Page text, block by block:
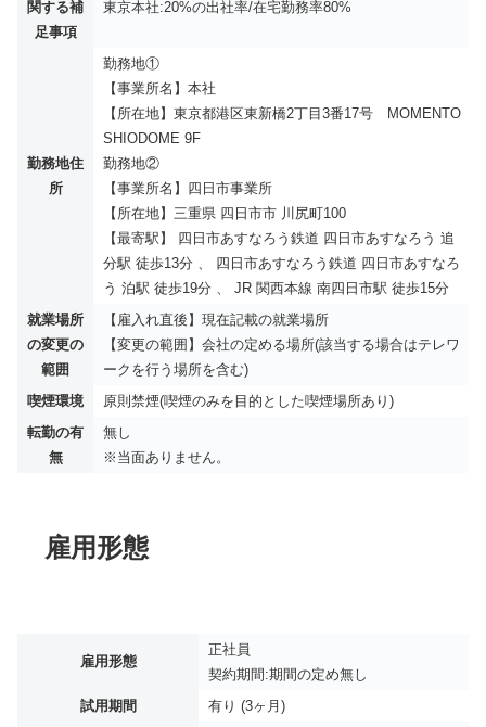
関する補
足事項
東京本社:20%の出社率/在宅勤務率80%
勤務地住
所
勤務地①
【事業所名】本社
【所在地】東京都港区東新橋2丁目3番17号 MOMENTO
SHIODOME 9F
勤務地②
【事業所名】四日市事業所
【所在地】三重県 四日市市 川尻町100
【最寄駅】 四日市あすなろう鉄道 四日市あすなろう 追
分駅 徒歩13分 、 四日市あすなろう鉄道 四日市あすなろ
う 泊駅 徒歩19分 、 JR 関西本線 南四日市駅 徒歩15分
就業場所
の変更の
範囲
【雇入れ直後】現在記載の就業場所
【変更の範囲】会社の定める場所(該当する場合はテレワ
ークを行う場所を含む)
喫煙環境
原則禁煙(喫煙のみを目的とした喫煙場所あり)
転勤の有
無
無し
※当面ありません。
雇用形態
雇用形態
正社員
契約期間:期間の定め無し
試用期間
有り (3ヶ月)